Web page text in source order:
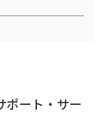
ポート・サー